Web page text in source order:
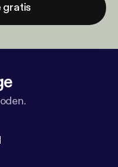
gratis